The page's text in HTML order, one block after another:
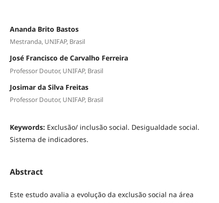
Ananda Brito Bastos
Mestranda, UNIFAP, Brasil
José Francisco de Carvalho Ferreira
Professor Doutor, UNIFAP, Brasil
Josimar da Silva Freitas
Professor Doutor, UNIFAP, Brasil
Keywords: Exclusão/ inclusão social. Desigualdade social.
Sistema de indicadores.
Abstract
Este estudo avalia a evolução da exclusão social na área